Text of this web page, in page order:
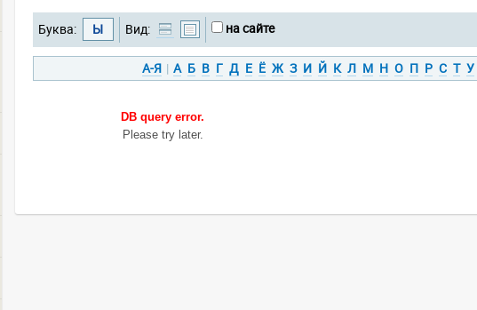
Буква: Ы Вид: на сайте
А-Я | А Б В Г Д Е Ё Ж З И Й К Л М Н О П Р С Т У
DB query error.
Please try later.